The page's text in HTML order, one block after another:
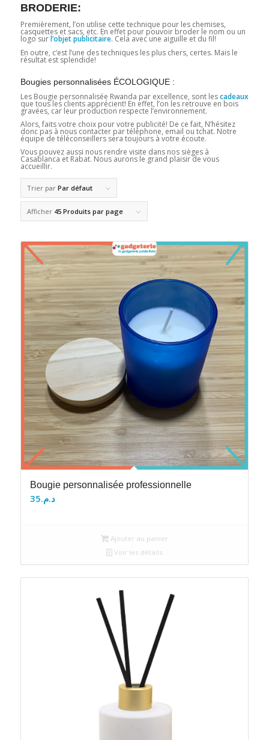
BRODERIE:
Premièrement, l’on utilise cette technique pour les chemises,
casquettes et sacs, etc. En effet pour pouvoir broder le nom ou un
logo surl’objet publicitaire. Cela avec une aiguille et du fil!
En outre, c’est l’une des techniques les plus chers, certes. Mais le
résultat est splendide!
Bougies personnalisées ÉCOLOGIQUE :
Les Bougie personnalisée Rwanda par excellence, sont lescadeaux
que tous les clients apprécient! En effet, l’on les retrouve en bois
gravées, car leur production respecte l’environnement.
Alors, faits votre choix pour votre publicité! De ce fait, N’hésitez
donc pas à nous contacter par téléphone, email ou tchat. Notre
équipe de téléconseillers sera toujours à votre écoute.
Vous pouvez aussi nous rendre visite dans nos sièges à
Casablanca et Rabat. Nous aurons le grand plaisir de vous
accueillir.
Trier par Par défaut
Afficher 45 Produits par page
Bougie personnalisée professionnelle
د.م.35
Ajouter au panier
Voir les détails